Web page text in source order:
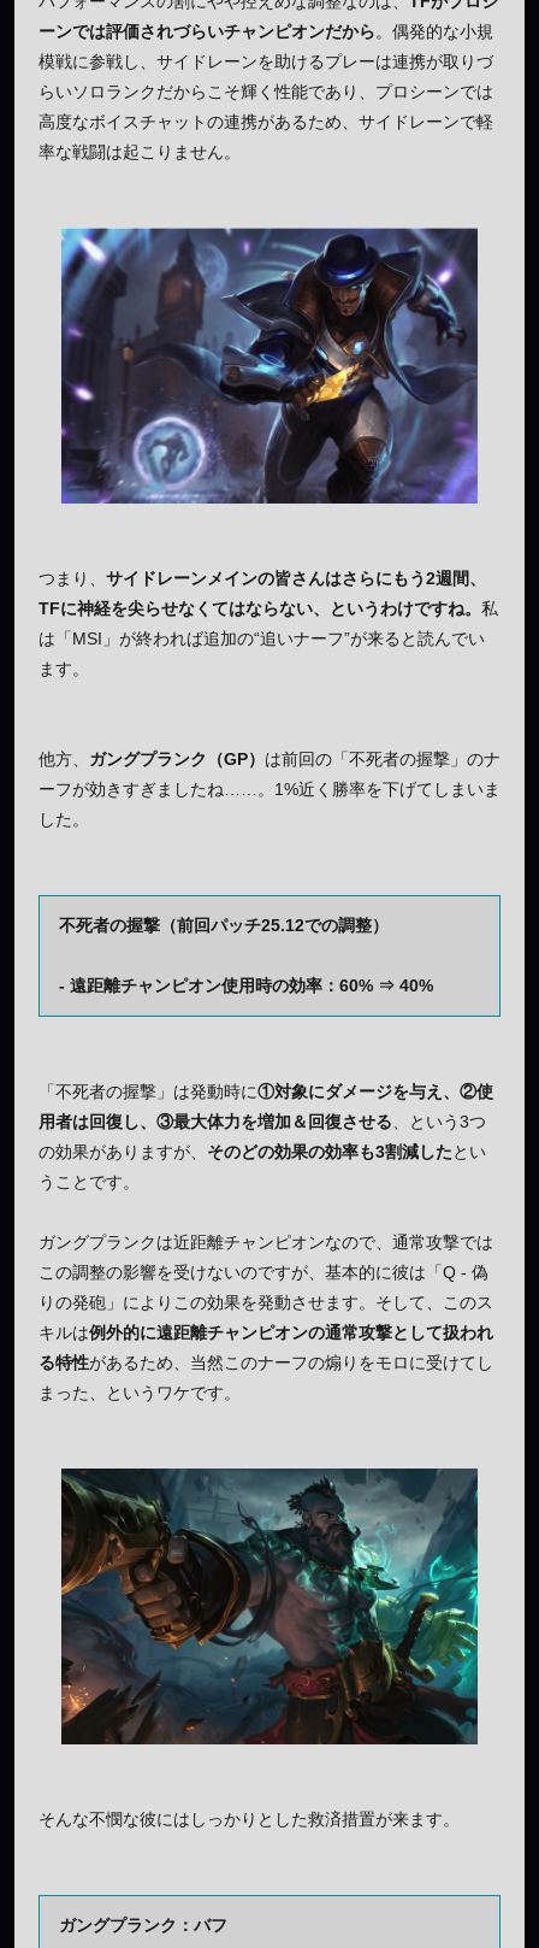
ーンでは評価されづらいチャンピオンだから。偶発的な小規
模戦に参戦し、サイドレーンを助けるプレーは連携が取りづ
らいソロランクだからこそ輝く性能であり、プロシーンでは
高度なボイスチャットの連携があるため、サイドレーンで軽
率な戦闘は起こりません。
つまり、 サイドレーンメインの皆さんはさらにもう2週間、
TFに神経を尖らせなくてはならない、というわけですね。 私
は「MSI」が終われば追加の“追いナーフ”が来ると読んでい
ます。
他方、 ガングプランク（GP） は前回の「不死者の握撃」のナ
ーフが効きすぎましたね……。1%近く勝率を下げてしまいま
した。
不死者の握撃（前回パッチ25.12での調整）
- 遠距離チャンピオン使用時の効率：60% ⇒ 40%
「不死者の握撃」は発動時に①対象にダメージを与え、②使
用者は回復し、③最大体力を増加＆回復させる、という3つ
の効果がありますが、 そのどの効果の効率も3割減したとい
うことです。
ガングプランクは近距離チャンピオンなので、通常攻撃では
この調整の影響を受けないのですが、基本的に彼は「Q - 偽
りの発砲」によりこの効果を発動させます。そして、このス
キルは例外的に遠距離チャンピオンの通常攻撃として扱われ
る特性があるため、当然このナーフの煽りをモロに受けてし
まった、というワケです。
そんな不憫な彼にはしっかりとした救済措置が来ます。
ガングプランク：バフ